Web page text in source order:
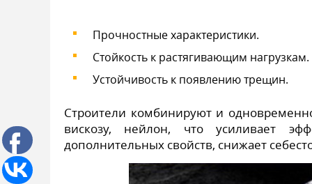
Прочностные характеристики.
Стойкость к растягивающим нагрузкам.
Устойчивость к появлению трещин.
Строители комбинируют и
вискозу, нейлон, что усиливает
дополнительных свойств, снижает